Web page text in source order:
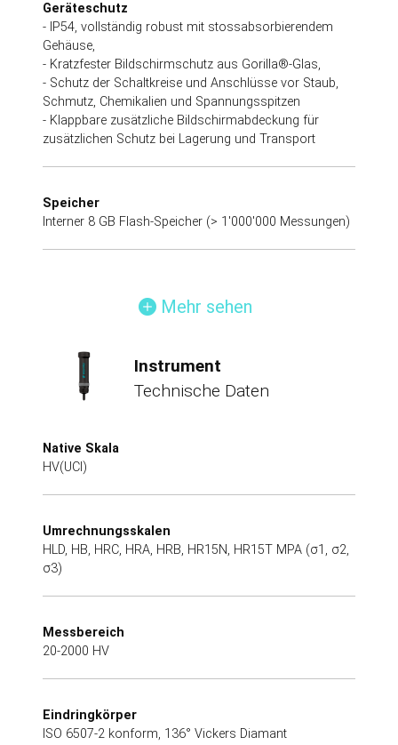
Geräteschutz
- IP54, vollständig robust mit stossabsorbierendem
Gehäuse,
- Kratzfester Bildschirmschutz aus Gorilla®-Glas,
- Schutz der Schaltkreise und Anschlüsse vor Staub,
Schmutz, Chemikalien und Spannungsspitzen
- Klappbare zusätzliche Bildschirmabdeckung für
zusätzlichen Schutz bei Lagerung und Transport
Speicher
Interner 8 GB Flash-Speicher (> 1'000'000 Messungen)
Mehr sehen
Instrument
Technische Daten
Native Skala
HV(UCI)
Umrechnungsskalen
HLD, HB, HRC, HRA, HRB, HR15N, HR15T MPA (σ1, σ2,
σ3)
Messbereich
20-2000 HV
Eindringkörper
ISO 6507-2 konform, 136° Vickers Diamant